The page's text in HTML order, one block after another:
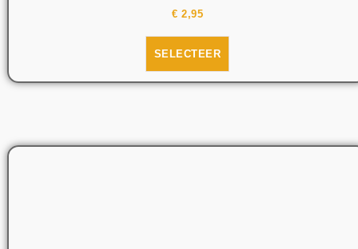
€ 2,95
SELECTEER